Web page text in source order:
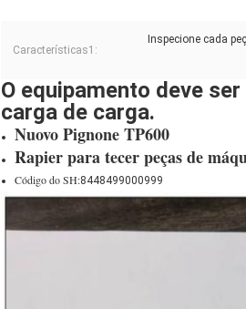
Características1:
Inspecione cada
O equipamento deve
carga de carga.
Nuovo Pignone TP600
Rapier para tecer peças de
Código do SH:8448499000999